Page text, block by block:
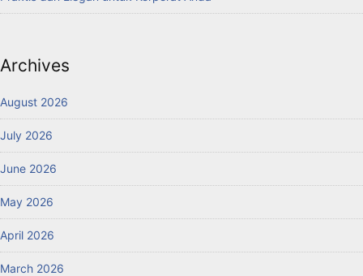
Archives
August 2026
July 2026
June 2026
May 2026
April 2026
March 2026